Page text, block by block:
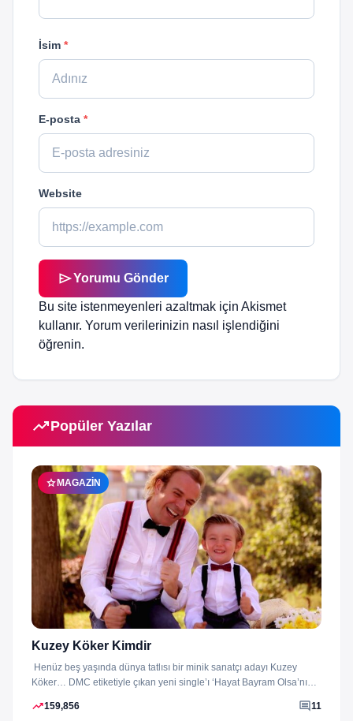
İsim *
E-posta *
Website
sendYorumu Gönder
Bu site istenmeyenleri azaltmak için Akismet
kullanır. Yorum verilerinizin nasıl işlendiğini
öğrenin.
trending_upPopüler Yazılar
star MAGAZIN
Kuzey Köker Kimdir
Henüz beş yaşında dünya tatlısı bir minik sanatçı adayı Kuzey
Köker… DMC etiketiyle çıkan yeni single’ı ‘Hayat Bayram Olsa’nın
trending_up159,856 comment11